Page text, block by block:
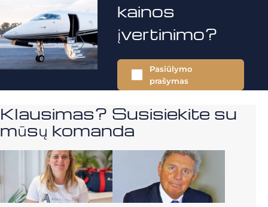
kainos
įvertinimo?
Pasiūlymo
prašymas
Klausimas? Susisiekite su
mūsų komanda